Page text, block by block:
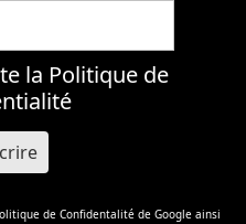
la Politique de
de Confidentalité de Google ainsi